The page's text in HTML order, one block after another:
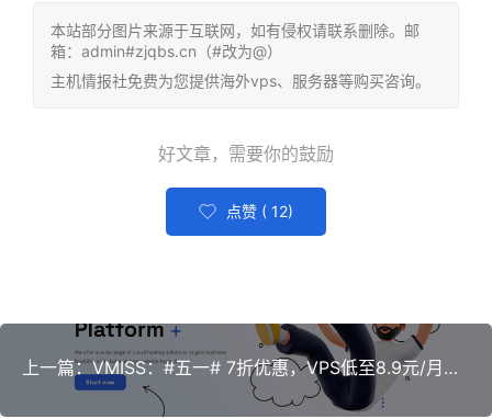
本站部分图片来源于互联网，如有侵权请联系删除。邮
箱：admin#zjqbs.cn（#改为@）
主机情报社免费为您提供海外vps、服务器等购买咨询。
好文章，需要你的鼓励
点赞 ( 12)
上一篇：VMISS：#五一# 7折优惠，VPS低至8.9元/月，香港/韩国/日本/美国机房，CN2/CUII/CMIN2/软银等高速线路可选？